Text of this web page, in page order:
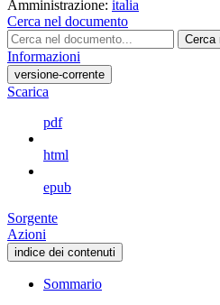
Amministrazione: italia
Cerca nel documento
Cerca
Informazioni
versione-corrente
Scarica
pdf
html
epub
Sorgente
Azioni
indice dei contenuti
Sommario